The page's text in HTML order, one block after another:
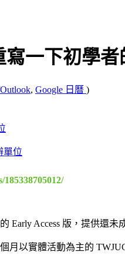
一下初學者
, Google 日曆 )
單位
Early Access 版，提供還
月以實體活動為主的